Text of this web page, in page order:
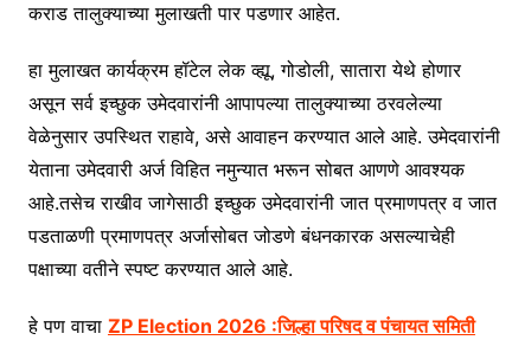
कराड तालुक्याच्या मुलाखती पार पडणार आहेत.
हा मुलाखत कार्यक्रम हॉटेल लेक व्ह्यू, गोडोली, सातारा येथे होणार
असून सर्व इच्छुक उमेदवारांनी आपापल्या तालुक्याच्या ठरवलेल्या
वेळेनुसार उपस्थित राहावे, असे आवाहन करण्यात आले आहे. उमेदवारांनी
येताना उमेदवारी अर्ज विहित नमुन्यात भरून सोबत आणणे आवश्यक
आहे.तसेच राखीव जागेसाठी इच्छुक उमेदवारांनी जात प्रमाणपत्र व जात
पडताळणी प्रमाणपत्र अर्जासोबत जोडणे बंधनकारक असल्याचेही
पक्षाच्या वतीने स्पष्ट करण्यात आले आहे.
हे पण वाचा ZP Election 2026 :जिल्हा परिषद व पंचायत समिती